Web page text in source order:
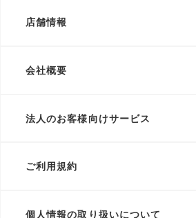
店舗情報
会社概要
法人のお客様向けサービス
ご利用規約
個人情報の取り扱いについて